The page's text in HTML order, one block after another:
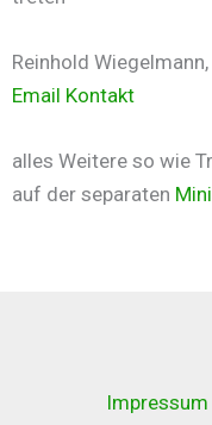
Reinhold
Email Kontakt
alles Weitere so wie
auf der separaten
Impressum